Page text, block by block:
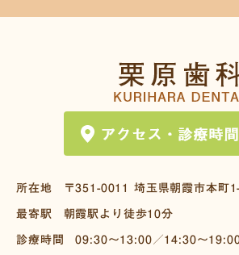
所在地 〒351-0011 埼玉県朝霞市本町
最寄駅 朝霞駅より徒歩10分
診療時間 09:30～13:00／14:30～